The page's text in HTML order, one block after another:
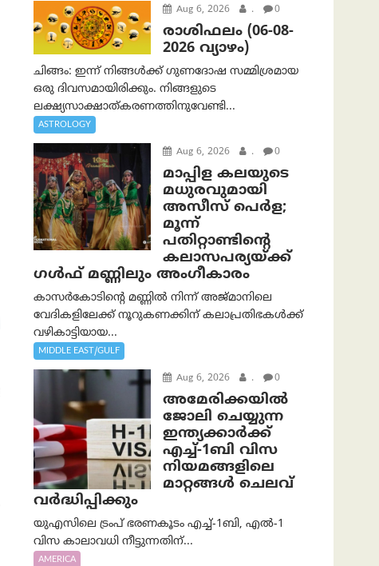
Aug 6, 2026 . 0
രാശിഫലം (06-08-
2026 വ്യാഴം)
ചിങ്ങം: ഇന്ന് നിങ്ങൾക്ക് ഗുണദോഷ സമ്മിശ്രമായ
ഒരു ദിവസമായിരിക്കും. നിങ്ങളുടെ
ലക്ഷ്യസാക്ഷാത്കരണത്തിനുവേണ്ടി...
ASTROLOGY
Aug 6, 2026 . 0
മാപ്പിള കലയുടെ
മധുരവുമായി
അസീസ് പെർള;
മൂന്ന്
പതിറ്റാണ്ടിന്റെ
കലാസപര്യയ്ക്ക്
ഗൾഫ് മണ്ണിലും അംഗീകാരം
കാസർകോടിന്റെ മണ്ണിൽ നിന്ന് അജ്മാനിലെ
വേദികളിലേക്ക് നൂറുകണക്കിന് കലാപ്രതിഭകൾക്ക്
വഴികാട്ടിയായ...
MIDDLE EAST/GULF
Aug 6, 2026 . 0
അമേരിക്കയില്‍
ജോലി ചെയ്യുന്ന
ഇന്ത്യക്കാർക്ക്
എച്ച്-1ബി വിസ
നിയമങ്ങളിലെ
മാറ്റങ്ങൾ ചെലവ്
വർദ്ധിപ്പിക്കും
യുഎസിലെ ട്രംപ് ഭരണകൂടം എച്ച്-1ബി, എൽ-1
വിസ കാലാവധി നീട്ടുന്നതിന്...
AMERICA